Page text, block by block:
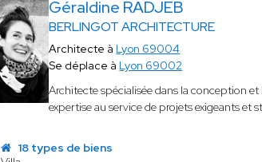
Géraldine RADJEB
BERLINGOT ARCHITECTURE
Architecte à Lyon 69004
Se déplace à Lyon 69002
Architecte spécialisée dans la conception
expertise au service de projets exigeants
18 types de biens